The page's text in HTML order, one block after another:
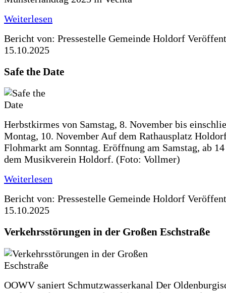
Weiterlesen
Bericht von: Pressestelle Gemeinde Holdorf
15.10.2025
Safe the Date
Herbstkirmes von Samstag, 8. November bis
Montag, 10. November Auf dem Rathausplatz
Flohmarkt am Sonntag. Eröffnung am Samstag, ab
dem Musikverein Holdorf. (Foto: Vollmer)
Weiterlesen
Bericht von: Pressestelle Gemeinde Holdorf
15.10.2025
Verkehrsstörungen in der Großen Eschstraße
OOWV saniert Schmutzwasserkanal Der